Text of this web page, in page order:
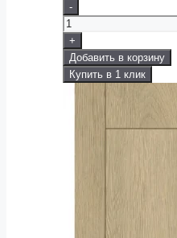
-
+
Добавить в корзину
Купить в 1 клик